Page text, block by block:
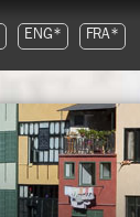
ENG* FRA*